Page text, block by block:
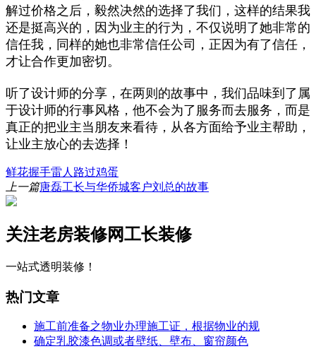
解过价格之后，毅然决然的选择了我们，这样的结果我
还是挺高兴的，因为业主的行为，不仅说明了她非常的
信任我，同样的她也非常信任公司，正因为有了信任，
才让合作更加密切。
听了设计师的分享，在两则的故事中，我们品味到了属
于设计师的行事风格，他不会为了服务而去服务，而是
真正的把业主当朋友来看待，从各方面给予业主帮助，
让业主放心的去选择！
鲜花握手雷人 路过鸡蛋
上一篇唐磊工长与华侨城客户刘总的故事
关注老房装修网工长装修
一站式透明装修！
热门文章
施工前准备之物业办理施工证，根据物业的规
确定乳胶漆色调或者壁纸、壁布、窗帘颜色